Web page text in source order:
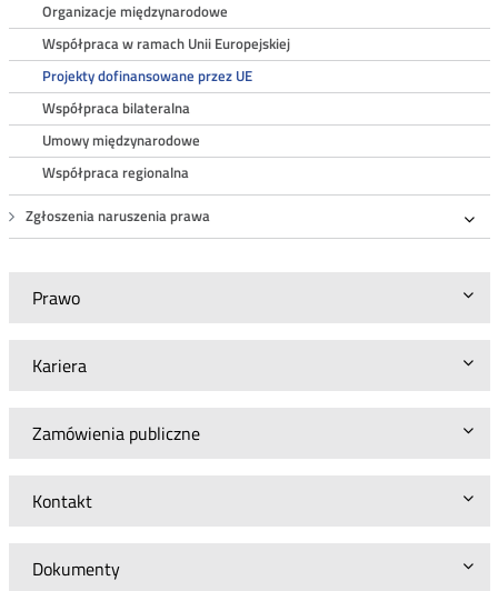
Organizacje międzynarodowe
Współpraca w ramach Unii Europejskiej
Projekty dofinansowane przez UE
Współpraca bilateralna
Umowy międzynarodowe
Współpraca regionalna
Zgłoszenia naruszenia prawa
Prawo
Kariera
Zamówienia publiczne
Kontakt
Dokumenty